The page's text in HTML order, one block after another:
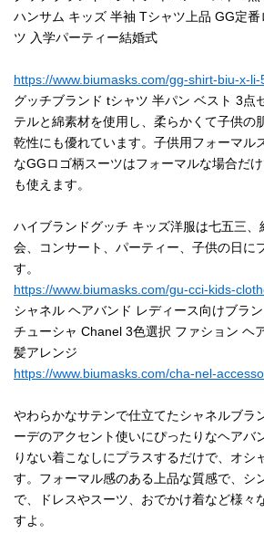
ハンサム キッズ 半袖 Tシャツ上品 GG定
ツ 入学パーティー結婚式
https://www.biumasks.com/gg-shirt-biu-x-li-
グッチブランド tシャツ 半パン ベスト 3点
テルと綿素材を使用し、柔らかくて子供の
乾性にも優れています。子供用フォーマル
なGGロゴ柄スーツはフォーマルな場合だ
も使えます。
ハイブランドグッチ キッズ洋服は七五三
会、コンサート、パーティー、子供の日に
す。
https://www.biumasks.com/gu-cci-kids-
シャネル ヘアバンド レディース向けブラ
チューシャ Chanel 3色選択 ファション ヘ
髪アレンジ
https://www.biumasks.com/cha-nel-
やわらかなサテンで仕立てたシャネルブラ
ーデのアクセント使いにぴったりなヘアバ
りない着こなしにプラスするだけで、オシ
す。フォーマル感のある上品な質感で、シ
で、ドレスやスーツ、おでかけ着など様々
すよ。